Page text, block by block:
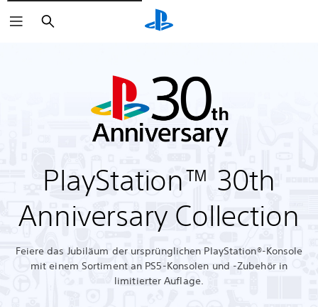
Suchen
PlayStation™ 30th
Anniversary Collection
Feiere das Jubiläum der ursprünglichen PlayStation®-Konsole
mit einem Sortiment an PS5-Konsolen und -Zubehör in
limitierter Auflage.